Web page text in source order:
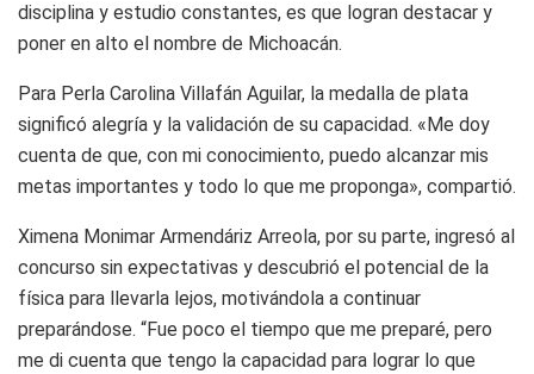
disciplina y estudio constantes, es que logran destacar y
poner en alto el nombre de Michoacán.
Para Perla Carolina Villafán Aguilar, la medalla de plata
significó alegría y la validación de su capacidad. «Me doy
cuenta de que, con mi conocimiento, puedo alcanzar mis
metas importantes y todo lo que me proponga», compartió.
Ximena Monimar Armendáriz Arreola, por su parte, ingresó al
concurso sin expectativas y descubrió el potencial de la
física para llevarla lejos, motivándola a continuar
preparándose. “Fue poco el tiempo que me preparé, pero
me di cuenta que tengo la capacidad para lograr lo que